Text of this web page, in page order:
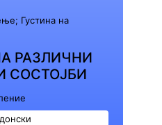
Густина на
РАЗЛИЧНИ
СОСТОЈБИ